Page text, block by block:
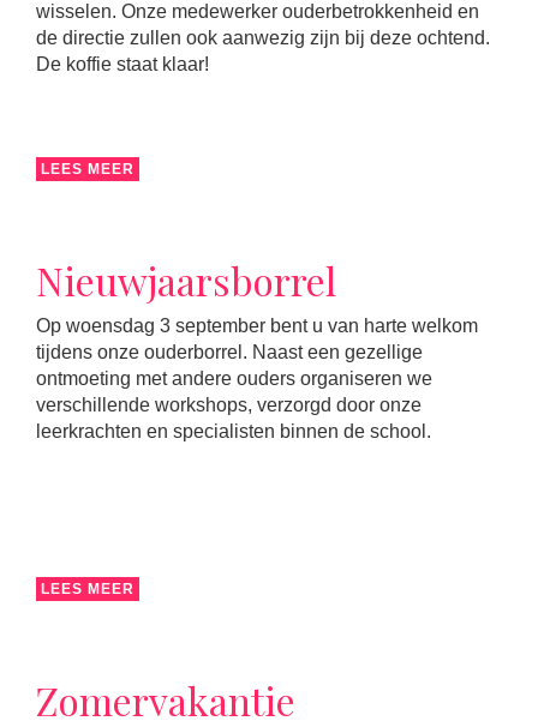
wisselen. Onze medewerker ouderbetrokkenheid en
de directie zullen ook aanwezig zijn bij deze ochtend.
De koffie staat klaar!
LEES MEER
Nieuwjaarsborrel
Op woensdag 3 september bent u van harte welkom
tijdens onze ouderborrel. Naast een gezellige
ontmoeting met andere ouders organiseren we
verschillende workshops, verzorgd door onze
leerkrachten en specialisten binnen de school.
LEES MEER
Zomervakantie